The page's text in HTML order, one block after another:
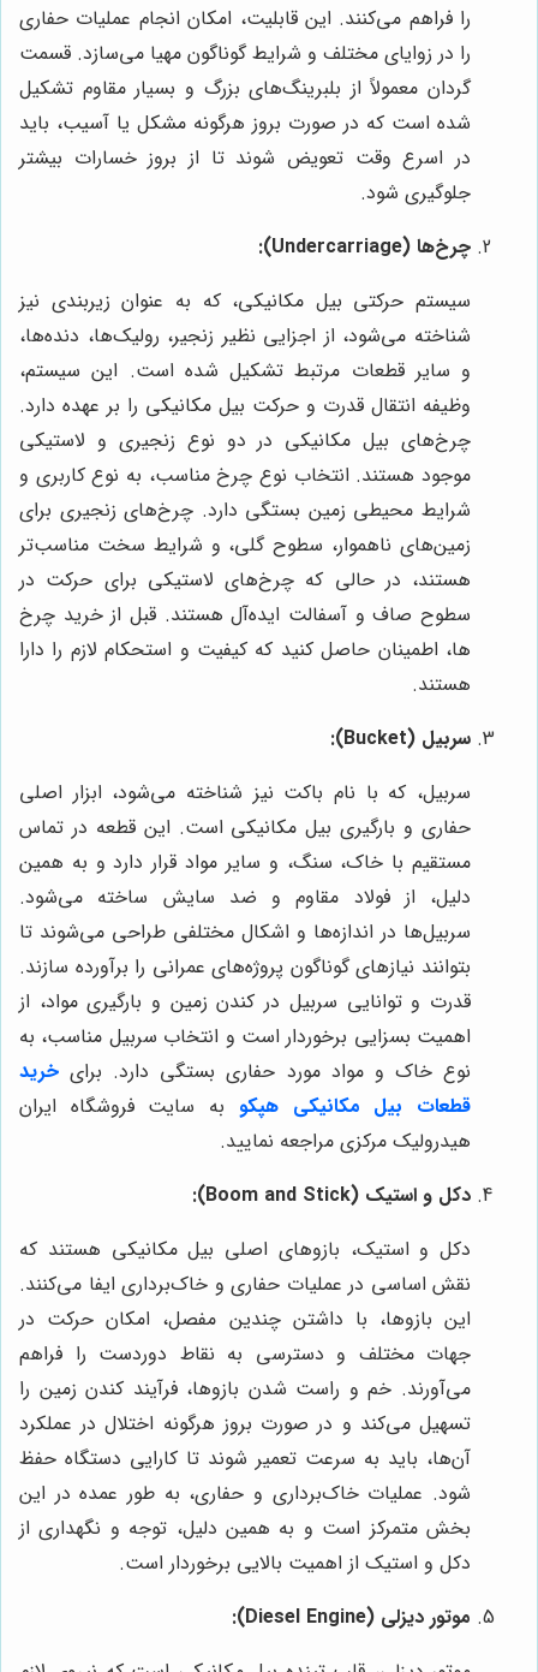
را فراهم می‌کنند. این قابلیت، امکان انجام عملیات حفاری
را در زوایای مختلف و شرایط گوناگون مهیا می‌سازد. قسمت
گردان معمولاً از بلبرینگ‌های بزرگ و بسیار مقاوم تشکیل
شده است که در صورت بروز هرگونه مشکل یا آسیب، باید
در اسرع وقت تعویض شوند تا از بروز خسارات بیشتر
جلوگیری شود.
چرخ‌ها (Undercarriage):
سیستم حرکتی بیل مکانیکی، که به عنوان زیربندی نیز
شناخته می‌شود، از اجزایی نظیر زنجیر، رولیک‌ها، دنده‌ها،
و سایر قطعات مرتبط تشکیل شده است. این سیستم،
وظیفه انتقال قدرت و حرکت بیل مکانیکی را بر عهده دارد.
چرخ‌های بیل مکانیکی در دو نوع زنجیری و لاستیکی
موجود هستند. انتخاب نوع چرخ مناسب، به نوع کاربری و
شرایط محیطی زمین بستگی دارد. چرخ‌های زنجیری برای
زمین‌های ناهموار، سطوح گلی، و شرایط سخت مناسب‌تر
هستند، در حالی که چرخ‌های لاستیکی برای حرکت در
سطوح صاف و آسفالت ایده‌آل هستند. قبل از خرید چرخ
ها، اطمینان حاصل کنید که کیفیت و استحکام لازم را دارا
هستند.
سربیل (Bucket):
سربیل، که با نام باکت نیز شناخته می‌شود، ابزار اصلی
حفاری و بارگیری بیل مکانیکی است. این قطعه در تماس
مستقیم با خاک، سنگ، و سایر مواد قرار دارد و به همین
دلیل، از فولاد مقاوم و ضد سایش ساخته می‌شود.
سربیل‌ها در اندازه‌ها و اشکال مختلفی طراحی می‌شوند تا
بتوانند نیازهای گوناگون پروژه‌های عمرانی را برآورده سازند.
قدرت و توانایی سربیل در کندن زمین و بارگیری مواد، از
اهمیت بسزایی برخوردار است و انتخاب سربیل مناسب، به
نوع خاک و مواد مورد حفاری بستگی دارد. برای خرید
قطعات بیل مکانیکی هپکو به سایتفروشگاه ایران
هیدرولیک مرکزی مراجعه نمایید.
دکل و استیک (Boom and Stick):
دکل و استیک، بازوهای اصلی بیل مکانیکی هستند که
نقش اساسی در عملیات حفاری و خاک‌برداری ایفا می‌کنند.
این بازوها، با داشتن چندین مفصل، امکان حرکت در
جهات مختلف و دسترسی به نقاط دوردست را فراهم
می‌آورند. خم و راست شدن بازوها، فرآیند کندن زمین را
تسهیل می‌کند و در صورت بروز هرگونه اختلال در عملکرد
آن‌ها، باید به سرعت تعمیر شوند تا کارایی دستگاه حفظ
شود. عملیات خاک‌برداری و حفاری، به طور عمده در این
بخش متمرکز است و به همین دلیل، توجه و نگهداری از
دکل و استیک از اهمیت بالایی برخوردار است.
موتور دیزلی (Diesel Engine):